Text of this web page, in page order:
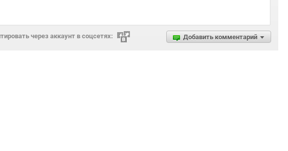
Добавить комментарий
через аккаунт в соцсетях: